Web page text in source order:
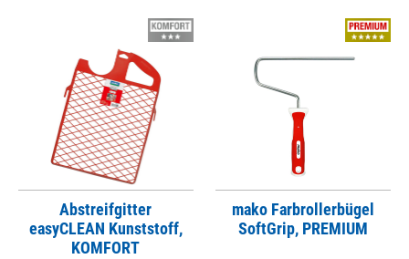
Abstreifgitter
easyCLEAN Kunststoff,
KOMFORT
mako Farbrollerbügel
SoftGrip, PREMIUM